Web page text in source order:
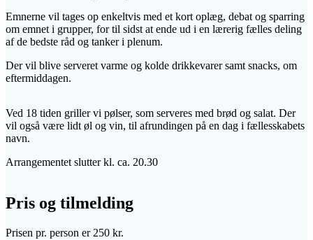
Emnerne vil tages op enkeltvis med et kort oplæg, debat og sparring
om emnet i grupper, for til sidst at ende ud i en lærerig fælles deling
af de bedste råd og tanker i plenum.
Der vil blive serveret varme og kolde drikkevarer samt snacks, om
eftermiddagen.
Ved 18 tiden griller vi pølser, som serveres med brød og salat. Der
vil også være lidt øl og vin, til afrundingen på en dag i fællesskabets
navn.
Arrangementet slutter kl. ca. 20.30
Pris og tilmelding
Prisen pr. person er 250 kr.